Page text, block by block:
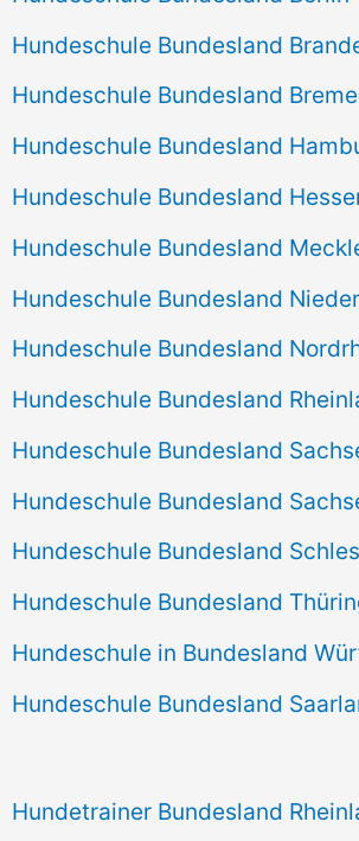
Hundeschule Bundesland
Hundeschule Bundesland
Hundeschule Bundesland
Hundeschule Bundesland
Hundeschule Bundesland
Hundeschule Bundesland
Hundeschule Bundesland
Hundeschule Bundesland
Hundeschule Bundesland
Hundeschule Bundesland
Hundeschule Bundesland
Hundeschule Bundesland
Hundeschule in Bundesland
Hundeschule Bundesland
Hundetrainer Bundesland